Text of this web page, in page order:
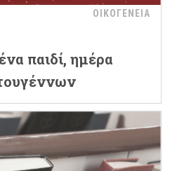
ΟΙΚΟΓΕΝΕΙΑ
παιδί, ημέρα